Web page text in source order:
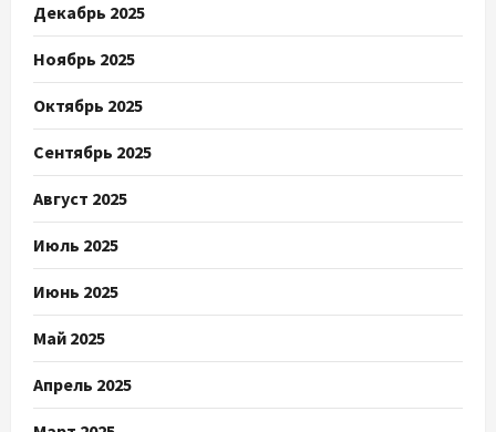
Декабрь 2025
Ноябрь 2025
Октябрь 2025
Сентябрь 2025
Август 2025
Июль 2025
Июнь 2025
Май 2025
Апрель 2025